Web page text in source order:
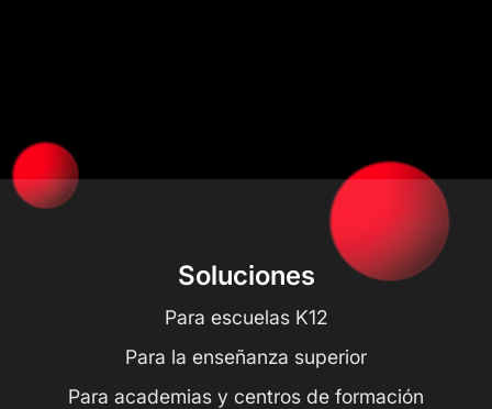
Soluciones
Para escuelas K12
Para la enseñanza superior
Para academias y centros de formación